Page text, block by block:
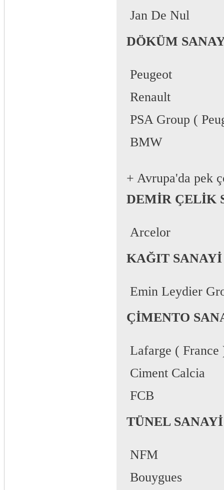
 Jan De Nul
DÖKÜM
 Peugeot
 Renault
 PSA Group (
 BMW
+ Avrupa'da pek
DEMİR ÇELİK
 Arcelor
KAĞIT SANAYİ
 Emin Leydier
ÇİMENTO
 Lafarge ( France
 Ciment Calcia
 FCB
TÜNEL SANAYİ
 NFM
 Bouygues